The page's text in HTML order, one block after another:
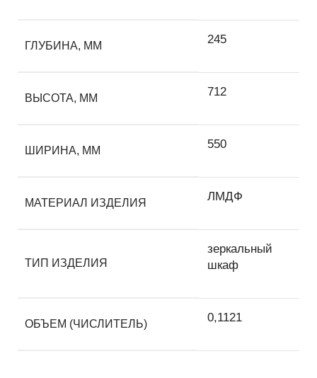
ГЛУБИНА, ММ 245
ВЫСОТА, ММ 712
ШИРИНА, ММ 550
МАТЕРИАЛ ИЗДЕЛИЯ ЛМДФ
ТИП ИЗДЕЛИЯ
зеркальный
шкаф
ОБЪЕМ (ЧИСЛИТЕЛЬ) 0,1121